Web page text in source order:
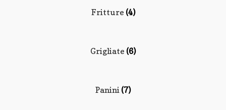
Fritture (4)
Grigliate (6)
Panini (7)